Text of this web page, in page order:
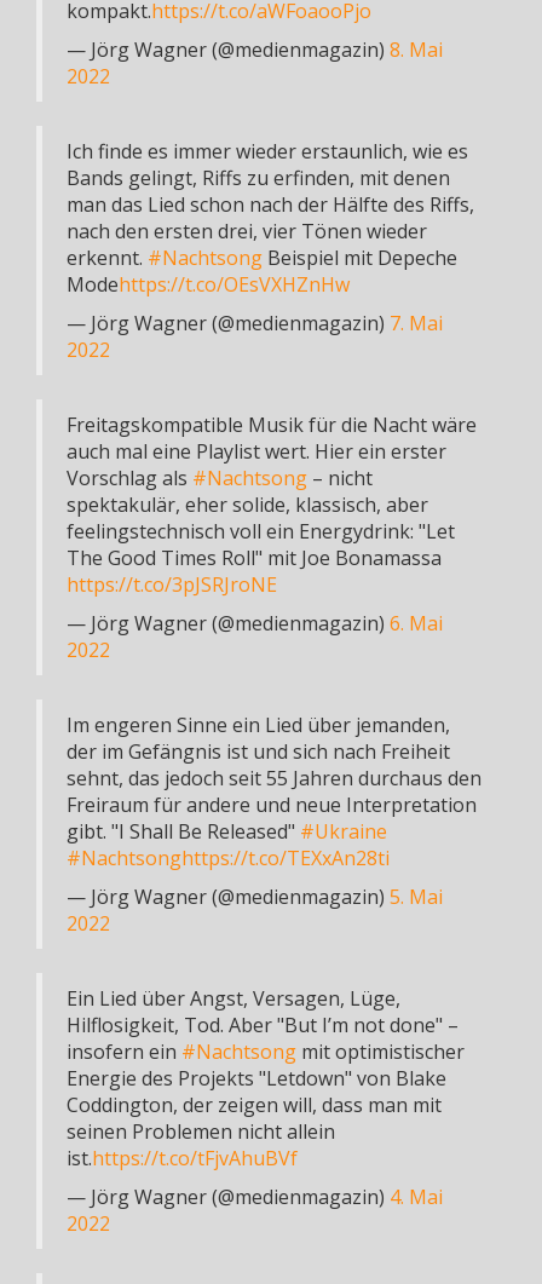
kompakt.https://t.co/aWFoaooPjo
— Jörg Wagner (@medienmagazin) 8. Mai
2022
Ich finde es immer wieder erstaunlich, wie es
Bands gelingt, Riffs zu erfinden, mit denen
man das Lied schon nach der Hälfte des Riffs,
nach den ersten drei, vier Tönen wieder
erkennt. #Nachtsong Beispiel mit Depeche
Modehttps://t.co/OEsVXHZnHw
— Jörg Wagner (@medienmagazin) 7. Mai
2022
Freitagskompatible Musik für die Nacht wäre
auch mal eine Playlist wert. Hier ein erster
Vorschlag als #Nachtsong – nicht
spektakulär, eher solide, klassisch, aber
feelingstechnisch voll ein Energydrink: "Let
The Good Times Roll" mit Joe Bonamassa
https://t.co/3pJSRJroNE
— Jörg Wagner (@medienmagazin) 6. Mai
2022
Im engeren Sinne ein Lied über jemanden,
der im Gefängnis ist und sich nach Freiheit
sehnt, das jedoch seit 55 Jahren durchaus den
Freiraum für andere und neue Interpretation
gibt. "I Shall Be Released" #Ukraine
#Nachtsonghttps://t.co/TEXxAn28ti
— Jörg Wagner (@medienmagazin) 5. Mai
2022
Ein Lied über Angst, Versagen, Lüge,
Hilflosigkeit, Tod. Aber "But I’m not done" –
insofern ein #Nachtsong mit optimistischer
Energie des Projekts "Letdown" von Blake
Coddington, der zeigen will, dass man mit
seinen Problemen nicht allein
ist.https://t.co/tFjvAhuBVf
— Jörg Wagner (@medienmagazin) 4. Mai
2022